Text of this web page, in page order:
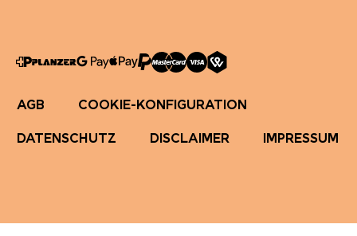
AGB COOKIE-KONFIGURATION
DATENSCHUTZ DISCLAIMER IMPRESSUM